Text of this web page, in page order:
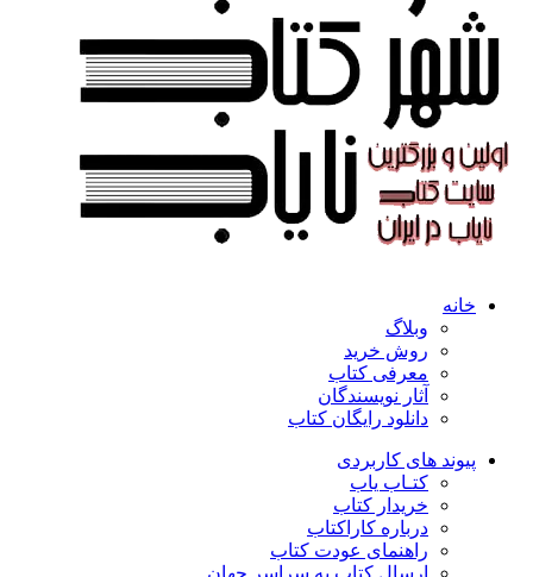
خانه
وبلاگ
روش خرید
معرفی کتاب
آثار نویسندگان
دانلود رایگان کتاب
پیوند های کاربردی
کتـاب یاب
خریدار کتاب
درباره کاراکتاب
راهنمای عودت کتاب
ارسال کتاب به سراسر جهان